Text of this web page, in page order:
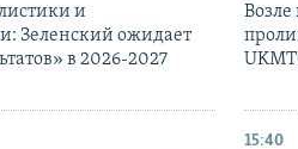
и
Зеленский ожидает
в 2026-2027
15:40